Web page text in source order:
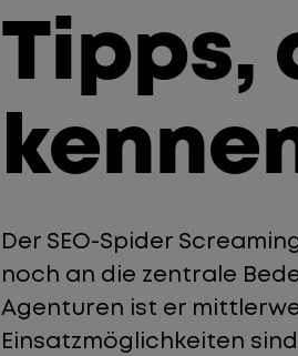
Tipps,
Der SEO-Spider
noch an die zentrale
Agenturen ist er
Einsatzmöglichkeiten